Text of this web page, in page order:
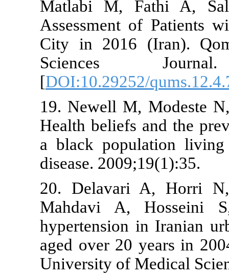
Matlabi M,
Assessment
City in
[
19. Newell
Health
a black
disease.
20.
Mahdavi
aged over
University of